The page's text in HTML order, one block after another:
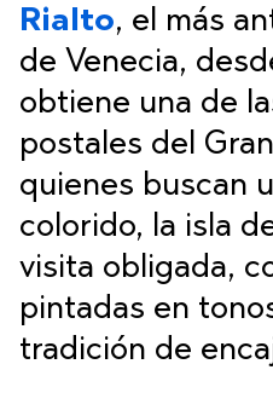
Rialto, el más
de Venecia,
obtiene una de
postales del
quienes buscan
colorido, la isla
visita obligada,
pintadas en
tradición de